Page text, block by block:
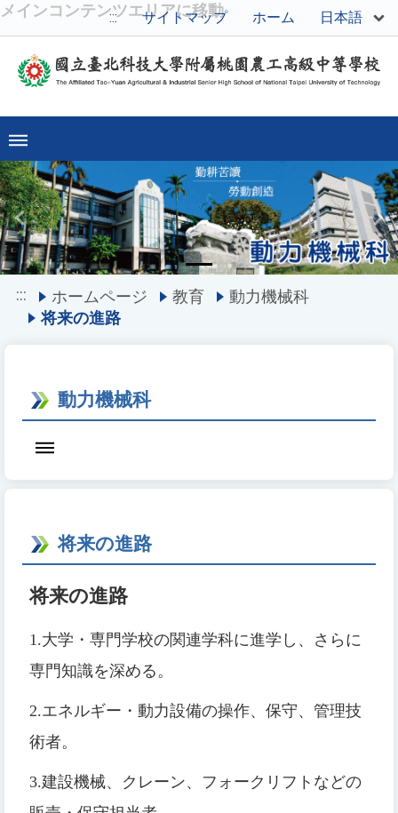
メインコンテンツエリアに移動
::: サイトマップ ホーム 日本語
Previous
::: ホームページ 教育
動力機械科
将来の進路
動力機械科
将来の進路
将来の進路
1.大学・専門学校の関連学科に進学し、さらに
専門知識を深める。
2.エネルギー・動力設備の操作、保守、管理技
術者。
3.建設機械、クレーン、フォークリフトなどの